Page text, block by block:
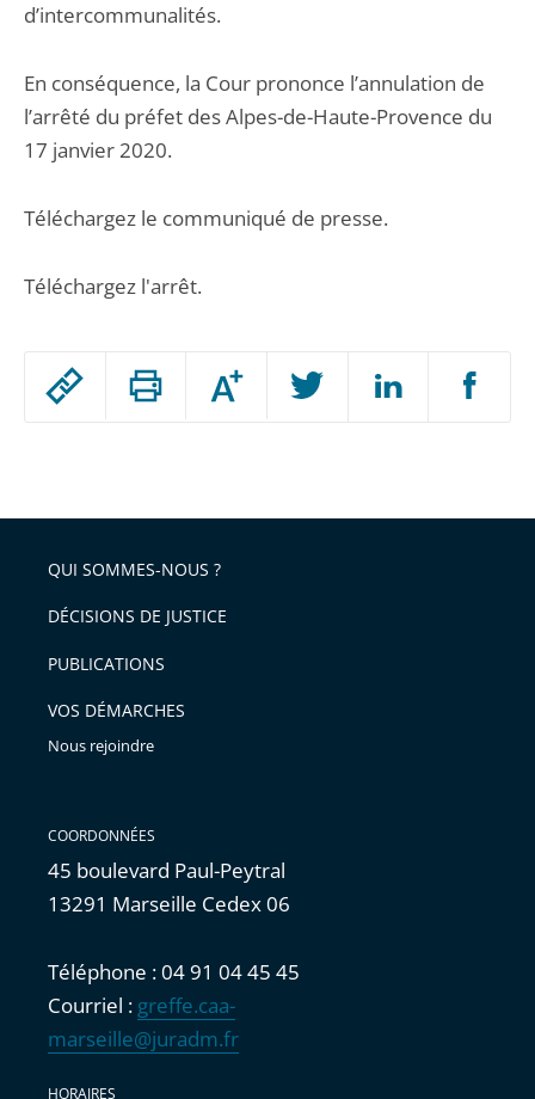
Passer
arriver
après
Augmenter
ou
l'article
pour
avant
d’intercommunalités.
En conséquence, la Cour prononce l’annulation de
l’arrêté du préfet des Alpes-de-Haute-Provence du
17 janvier 2020.
Téléchargez le communiqué de presse.
Téléchargez l'arrêt.
QUI SOMMES-NOUS ?
DÉCISIONS DE JUSTICE
PUBLICATIONS
VOS DÉMARCHES
Nous rejoindre
COORDONNÉES
45 boulevard Paul-Peytral
13291 Marseille Cedex 06
Téléphone : 04 91 04 45 45
Courriel : greffe.caa-
marseille@juradm.fr
HORAIRES